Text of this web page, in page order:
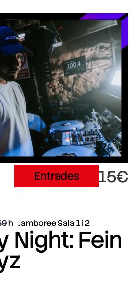
Entrades 15€
Jamboree Sala 1 i 2
Night: Fein